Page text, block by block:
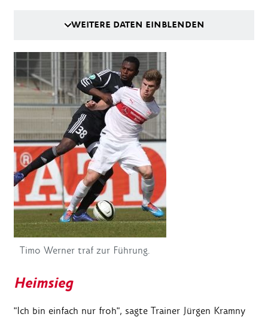
WEITERE DATEN EINBLENDEN
Timo Werner traf zur Führung.
Heimsieg
"Ich bin einfach nur froh", sagte Trainer Jürgen Kramny